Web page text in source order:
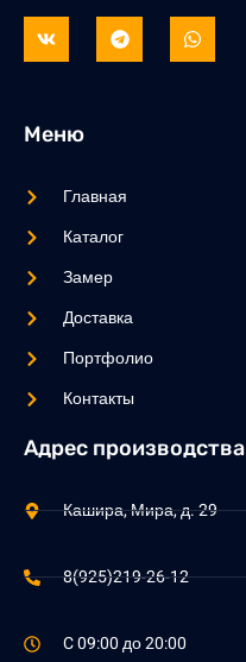
Меню
Главная
Каталог
Замер
Доставка
Портфолио
Контакты
Адрес производства
Кашира, Мира, д. 29
8(925)219-26-12
C 09:00 до 20:00